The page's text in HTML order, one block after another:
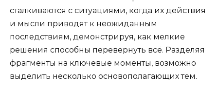
сталкиваются с ситуациями, когда их действия
и мысли приводят к неожиданным
последствиям, демонстрируя, как мелкие
решения способны перевернуть всё. Разделяя
фрагменты на ключевые моменты, возможно
выделить несколько основополагающих тем.